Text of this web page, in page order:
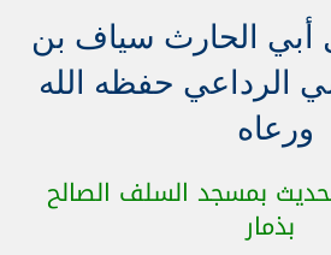
أبي الحارث سياف بن
الرداعي حفظه الله
ورعاه
بمسجد السلف الصالح
بذمار